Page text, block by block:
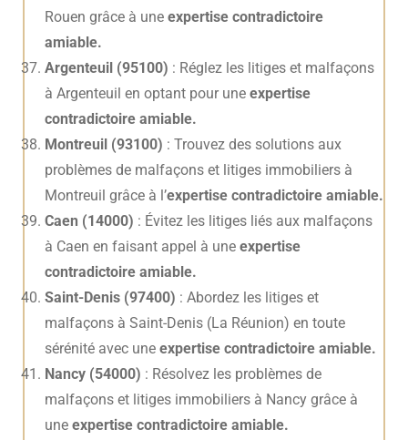
Rouen grâce à une expertise contradictoire
amiable.
Argenteuil (95100) : Réglez les litiges et malfaçons
à Argenteuil en optant pour une expertise
contradictoire amiable.
Montreuil (93100) : Trouvez des solutions aux
problèmes de malfaçons et litiges immobiliers à
Montreuil grâce à l’expertise contradictoire amiable.
Caen (14000) : Évitez les litiges liés aux malfaçons
à Caen en faisant appel à une expertise
contradictoire amiable.
Saint-Denis (97400) : Abordez les litiges et
malfaçons à Saint-Denis (La Réunion) en toute
sérénité avec une expertise contradictoire amiable.
Nancy (54000) : Résolvez les problèmes de
malfaçons et litiges immobiliers à Nancy grâce à
une expertise contradictoire amiable.